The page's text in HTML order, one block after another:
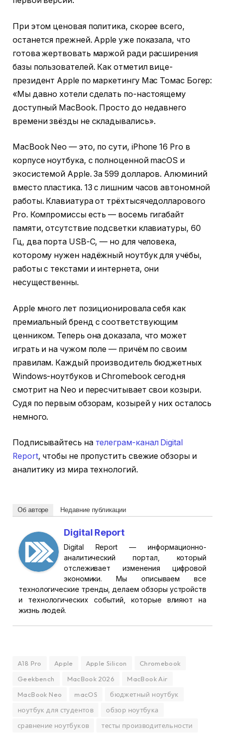
При этом ценовая политика, скорее всего,
останется прежней. Apple уже показала, что
готова жертвовать маржой ради расширения
базы пользователей. Как отметил вице-
президент Apple по маркетингу Mac Томас Богер:
«Мы давно хотели сделать по-настоящему
доступный MacBook. Просто до недавнего
времени звёзды не складывались».
MacBook Neo — это, по сути, iPhone 16 Pro в
корпусе ноутбука, с полноценной macOS и
экосистемой Apple. За 599 долларов. Алюминий
вместо пластика. 13 с лишним часов автономной
работы. Клавиатура от трёхтысячедолларового
Pro. Компромиссы есть — восемь гигабайт
памяти, отсутствие подсветки клавиатуры, 60
Гц, два порта USB-C, — но для человека,
которому нужен надёжный ноутбук для учёбы,
работы с текстами и интернета, они
несущественны.
Apple много лет позиционировала себя как
премиальный бренд с соответствующим
ценником. Теперь она доказала, что может
играть и на чужом поле — причём по своим
правилам. Каждый производитель бюджетных
Windows-ноутбуков и Chromebook сегодня
смотрит на Neo и пересчитывает свои козыри.
Судя по первым обзорам, козырей у них осталось
немного.
Подписывайтесь на телеграм-канал Digital
Report, чтобы не пропустить свежие обзоры и
аналитику из мира технологий.
Об авторе Недавние публикации
Digital Report
Digital Report — информационно-
аналитический портал, который
отслеживает изменения цифровой
экономики. Мы описываем все
технологические тренды, делаем обзоры устройств
и технологических событий, которые влияют на
жизнь людей.
A18 Pro Apple Apple Silicon
Chromebook
Geekbench
MacBook 2026
MacBook Air
MacBook Neo
macOS
бюджетный ноутбук
ноутбук для студентов
обзор ноутбука
сравнение ноутбуков
тесты производительности